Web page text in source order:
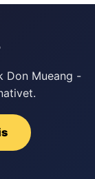
Don Mueang -